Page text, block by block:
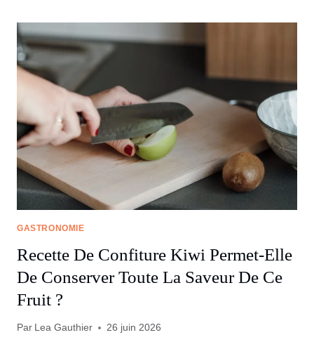
GASTRONOMIE
Recette De Confiture Kiwi Permet-Elle
De Conserver Toute La Saveur De Ce
Fruit ?
Par Lea Gauthier 26 juin 2026